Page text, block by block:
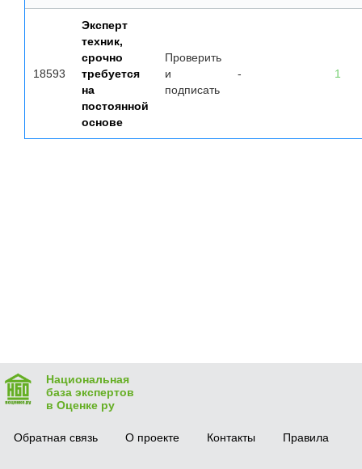
18593
Эксперт
техник,
срочно
требуется
на
постоянной
основе
Проверить
и
подписать
- 1
Национальная
база экспертов
в Оценке ру
Обратная связь О проекте Контакты Правила